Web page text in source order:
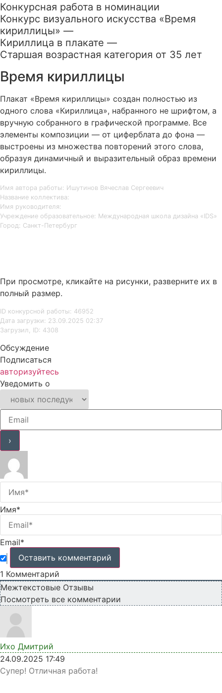
Конкурсная работа в номинации
Конкурс визуального искусства «Время
кириллицы» —
Кириллица в плакате —
Старшая возрастная категория от 35 лет
Время кириллицы
Плакат «Время кириллицы» создан полностью из
одного слова «Кириллица», набранного не шрифтом, а
вручную собранного в графической программе. Все
элементы композиции — от циферблата до фона —
выстроены из множества повторений этого слова,
образуя динамичный и выразительный образ времени
кириллицы.
Имя автора работы: Ишутинов Вячеслав Сергеевич
Название коллектива:
Имя руководителя:
Учреждение образовательное: Международная школа дизайна «IDS»
Город: Санкт-Петербург
При просмотре, кликайте на рисунки, разверните их в
полный размер.
ID конкурсной работы: 46952
Дата загрузки: 23.09.2025 02:37
Загрузил, ID: 4308
Обсуждение
Подписаться
авторизуйтесь
Уведомить о
Имя*
Email*
1 Комментарий
Межтекстовые Отзывы
Посмотреть все комментарии
Ихо Дмитрий
24.09.2025 17:49
Супер! Отличная работа!